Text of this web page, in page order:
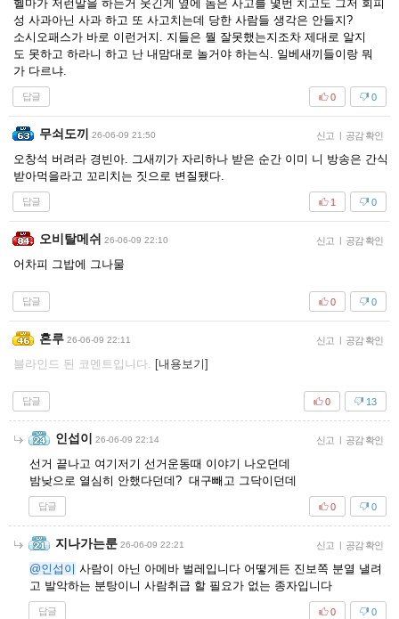
헬마가 저런말을 하는거 웃긴게 옆에 놈은 사고를 몇번 치고도 그저 회피
성 사과아닌 사과 하고 또 사고치는데 당한 사람들 생각은 안들지?
소시오패스가 바로 이런거지. 지들은 뭘 잘못했는지조차 제대로 알지
도 못하고 하라니 하고 난 내맘대로 놀거야 하는식. 일베새끼들이랑 뭐
가 다르냐.
답글 0
0
무쇠도끼 26-06-09 21:50 신고 | 공감 확인
오창석 버려라 경빈아. 그새끼가 자리하나 받은 순간 이미 니 방송은 간식
받아먹을라고 꼬리치는 짓으로 변질됐다.
답글 0
1
오비탈메쉬 26-06-09 22:10 신고 | 공감 확인
어차피 그밥에 그나물
답글 0
0
혼루 26-06-09 22:11 신고 | 공감 확인
블라인드 된 코멘트입니다. [내용보기]
답글 13
0
인섭이 26-06-09 22:14 신고 | 공감 확인
선거 끝나고 여기저기 선거운동때 이야기 나오던데
밤낮으로 열심히 안했다던데? 대구빼고 그닥이던데
답글 0
0
지나가는룬 26-06-09 22:21 신고 | 공감 확인
@인섭이 사람이 아닌 아메바 벌레입니다 어떻게든 진보쪽 분열 낼려
고 발악하는 분탕이니 사람취급 할 필요가 없는 종자입니다
답글 0
0